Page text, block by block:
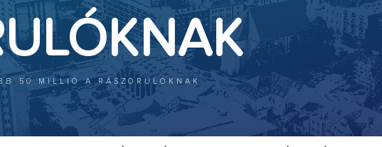
50 MILLIÓ A RÁSZORULÓKNAK